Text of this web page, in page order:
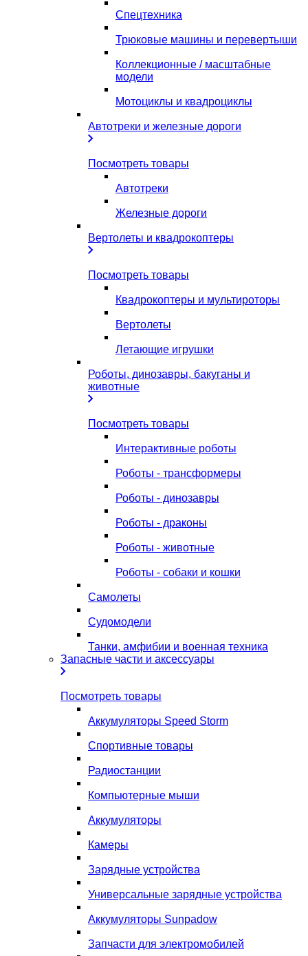
Спецтехника
Трюковые машины и перевертыши
Коллекционные / масштабные
модели
Мотоциклы и квадроциклы
Автотреки и железные дороги
Посмотреть товары
Автотреки
Железные дороги
Вертолеты и квадрокоптеры
Посмотреть товары
Квадрокоптеры и мультироторы
Вертолеты
Летающие игрушки
Роботы, динозавры, бакуганы и
животные
Посмотреть товары
Интерактивные роботы
Роботы - трансформеры
Роботы - динозавры
Роботы - драконы
Роботы - животные
Роботы - собаки и кошки
Самолеты
Судомодели
Танки, амфибии и военная техника
Запасные части и аксессуары
Посмотреть товары
Аккумуляторы Speed Storm
Спортивные товары
Радиостанции
Компьютерные мыши
Аккумуляторы
Камеры
Зарядные устройства
Универсальные зарядные устройства
Аккумуляторы Sunpadow
Запчасти для электромобилей